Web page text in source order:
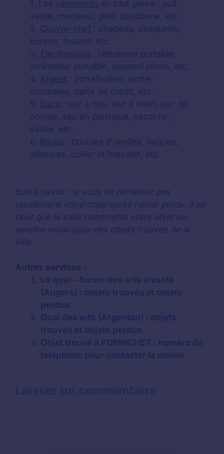
1. Les vêtements en tout genre : pull,
veste, manteau, gilet, doudoune, etc.
2. Couvre-chef : chapeau, casquette,
bonnet, foulard, etc.
3. Électronique : téléphone portable,
ordinateur portable, appareil photo, etc.
4. Argent : portefeuilles, porte-
monnaies, carte de crédit, etc.
5. Sacs : sac à dos, sac à main, sac de
course, sac en plastique, sacoche,
valise, etc.
6. Bijoux : boucles d'oreilles, bagues,
alliances, collier et bracelet, etc.
Bon à savoir : si vous ne réclamez pas
rapidement votre objet après l'avoir perdu, il se
peut que la salle transmette votre objet au
service municipale des objets trouvés de la
ville.
Autres services :
Le quai – forum des arts vivants
(Angers) : objets trouvés et objets
perdus
Quai des arts (Argentan) : objets
trouvés et objets perdus
Objet trouvé à PORNICHET : numéro de
téléphone pour contacter la mairie